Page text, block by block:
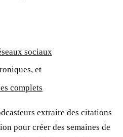
sociaux
et
complets
extraire des citations
pour créer des semaines de